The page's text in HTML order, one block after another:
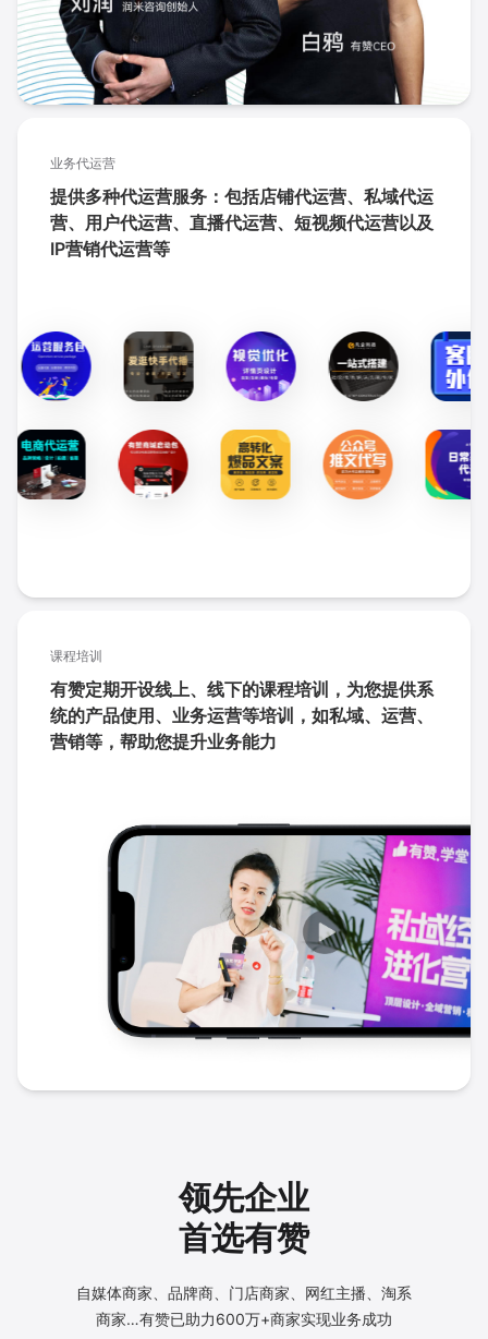
业务代运营
提供多种代运营服务：包括店铺代运营、私域代运
营、用户代运营、直播代运营、短视频代运营以及
IP营销代运营等
课程培训
有赞定期开设线上、线下的课程培训，为您提供系
统的产品使用、业务运营等培训，如私域、运营、
营销等，帮助您提升业务能力
领先企业
首选有赞
自媒体商家、品牌商、门店商家、网红主播、淘系
商家…有赞已助力600万+商家实现业务成功